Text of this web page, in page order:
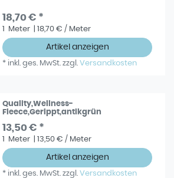
18,70 € *
1 Meter | 18,70 € / Meter
Artikel anzeigen
* inkl. ges. MwSt. zzgl.Versandkosten
Quality,Wellness-
Fleece,Gerippt,antikgrün
13,50 € *
1 Meter | 13,50 € / Meter
Artikel anzeigen
* inkl. ges. MwSt. zzgl.Versandkosten